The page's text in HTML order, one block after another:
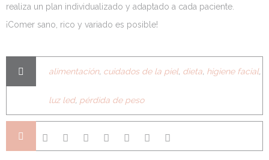
realiza un plan individualizado y adaptado a cada paciente.
¡Comer sano, rico y variado es posible!
alimentación, cuidados de la piel, dieta higiene facial,
luz led, pérdida de peso